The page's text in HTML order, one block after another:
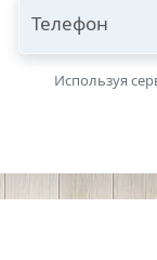
Телефон
Используя